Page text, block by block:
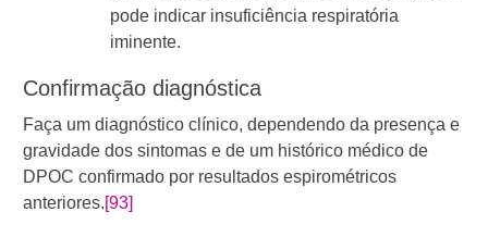
pode indicar insuficiência respiratória
iminente.
Confirmação diagnóstica
Faça um diagnóstico clínico, dependendo da presença e
gravidade dos sintomas e de um histórico médico de
DPOC confirmado por resultados espirométricos
anteriores.[93]